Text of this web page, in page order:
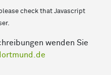
check that Javascript
wenden Sie